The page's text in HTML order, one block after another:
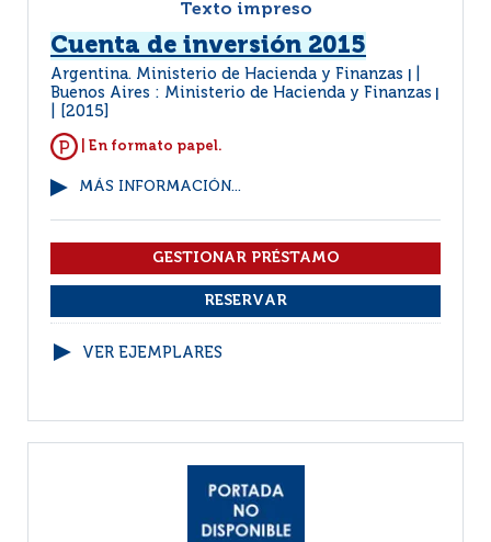
Texto impreso
Cuenta de inversión 2015
Argentina. Ministerio de Hacienda y Finanzas
Buenos Aires : Ministerio de Hacienda y Finanzas
[2015]
| En formato papel.
MÁS INFORMACIÓN...
VER EJEMPLARES